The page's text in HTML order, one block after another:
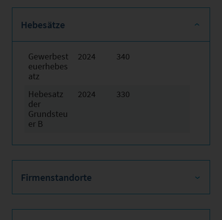
Hebesätze
Gewerbest
euerhebes
atz
2024 340
Hebesatz
der
Grundsteu
er B
2024 330
Firmenstandorte